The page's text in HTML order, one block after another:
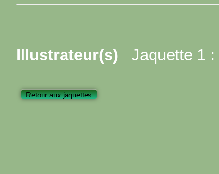
Illustrateur(s) Jaquette 1 :
Retour aux jaquettes